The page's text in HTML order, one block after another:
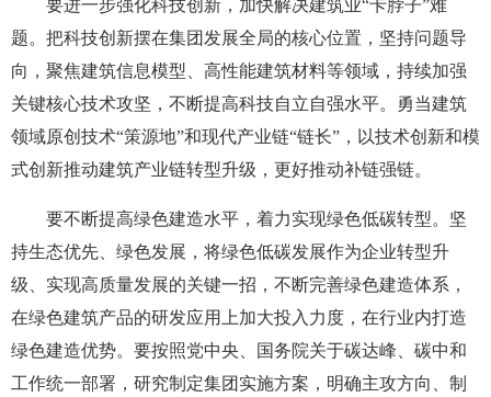
要进一步强化科技创新，加快解决建筑业“卡脖子”难
题。把科技创新摆在集团发展全局的核心位置，坚持问题导
向，聚焦建筑信息模型、高性能建筑材料等领域，持续加强
关键核心技术攻坚，不断提高科技自立自强水平。勇当建筑
领域原创技术“策源地”和现代产业链“链长”，以技术创新和模
式创新推动建筑产业链转型升级，更好推动补链强链。
要不断提高绿色建造水平，着力实现绿色低碳转型。坚
持生态优先、绿色发展，将绿色低碳发展作为企业转型升
级、实现高质量发展的关键一招，不断完善绿色建造体系，
在绿色建筑产品的研发应用上加大投入力度，在行业内打造
绿色建造优势。要按照党中央、国务院关于碳达峰、碳中和
工作统一部署，研究制定集团实施方案，明确主攻方向、制